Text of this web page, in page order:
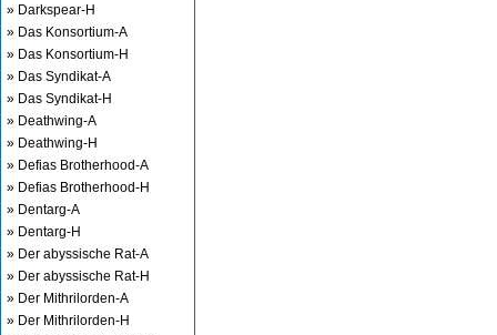
» Darkspear-H
» Das Konsortium-A
» Das Konsortium-H
» Das Syndikat-A
» Das Syndikat-H
» Deathwing-A
» Deathwing-H
» Defias Brotherhood-A
» Defias Brotherhood-H
» Dentarg-A
» Dentarg-H
» Der abyssische Rat-A
» Der abyssische Rat-H
» Der Mithrilorden-A
» Der Mithrilorden-H